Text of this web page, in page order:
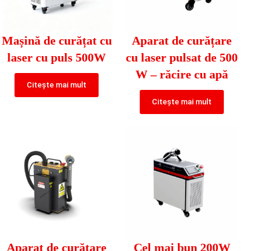
Mașină de curățat cu
laser cu puls 500W
Citește mai mult
Aparat de curățare
cu laser pulsat de 500
W – răcire cu apă
Citește mai mult
Aparat de curățare Cel mai bun 200W